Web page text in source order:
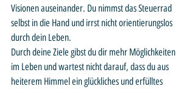
Visionen auseinander. Du nimmst das Steuerrad
selbst in die Hand und irrst nicht orientierungslos
durch dein Leben.
Durch deine Ziele gibst du dir mehr Möglichkeiten
im Leben und wartest nicht darauf, dass du aus
heiterem Himmel ein glückliches und erfülltes